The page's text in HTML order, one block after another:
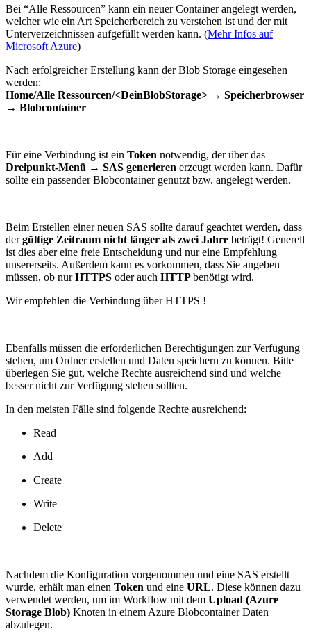
Bei “Alle Ressourcen” kann ein neuer Container angelegt werden,
welcher wie ein Art Speicherbereich zu verstehen ist und der mit
Unterverzeichnissen aufgefüllt werden kann. (Mehr Infos auf
Microsoft Azure)
Nach erfolgreicher Erstellung kann der Blob Storage eingesehen
werden:
Home/Alle Ressourcen/<DeinBlobStorage> → Speicherbrowser
→ Blobcontainer
Für eine Verbindung ist ein Token notwendig, der über das
Dreipunkt-Menü → SAS generieren erzeugt werden kann. Dafür
sollte ein passender Blobcontainer genutzt bzw. angelegt werden.
Beim Erstellen einer neuen SAS sollte darauf geachtet werden, dass
dergültige Zeitraum nicht länger als zwei Jahre beträgt! Generell
ist dies aber eine freie Entscheidung und nur eine Empfehlung
unsererseits. Außerdem kann es vorkommen, dass Sie angeben
müssen, ob nurHTTPS oder auch HTTPbenötigt wird.
Wir empfehlen die Verbindung über HTTPS !
Ebenfalls müssen die erforderlichen Berechtigungen zur Verfügung
stehen, um Ordner erstellen und Daten speichern zu können. Bitte
überlegen Sie gut, welche Rechte ausreichend sind und welche
besser nicht zur Verfügung stehen sollten.
In den meisten Fälle sind folgende Rechte ausreichend:
Read
Add
Create
Write
Delete
Nachdem die Konfiguration vorgenommen und eine SAS erstellt
wurde, erhält man einen Token und eine URL. Diese können dazu
verwendet werden, um im Workflow mit dem Upload (Azure
Storage Blob) Knoten in einem Azure Blobcontainer Daten
abzulegen.